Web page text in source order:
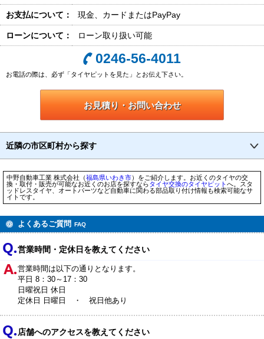
お支払について： 現金、カードまたはPayPay
ローンについて： ローン取り扱い可能
0246-56-4011
お電話の際は、必ず「タイヤピットを見た」とお伝え下さい。
お見積り・お問い合わせ
近隣の市区町村から探す
中野自動車工業 株式会社（福島県いわき市）をご紹介します。お近くのタイヤの交
換・取付・販売が可能なお近くのお店を探すならタイヤ交換のタイヤピットへ。スタ
ッドレスタイヤ、オートパーツなど自動車に関わる部品取り付け情報も検索可能なサ
イトです。
よくあるご質問 FAQ
営業時間・定休日を教えてください
営業時間は以下の通りとなります。
平日 8：30～17：30
日曜祝日 休日
定休日 日曜日 ・ 祝日他あり
店舗へのアクセスを教えてください